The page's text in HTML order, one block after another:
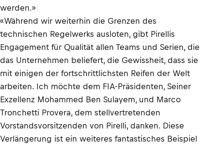
werden.»
«Während wir weiterhin die Grenzen des
technischen Regelwerks ausloten, gibt Pirellis
Engagement für Qualität allen Teams und Serien, die
das Unternehmen beliefert, die Gewissheit, dass sie
mit einigen der fortschrittlichsten Reifen der Welt
arbeiten. Ich möchte dem FIA-Präsidenten, Seiner
Exzellenz Mohammed Ben Sulayem, und Marco
Tronchetti Provera, dem stellvertretenden
Vorstandsvorsitzenden von Pirelli, danken. Diese
Verlängerung ist ein weiteres fantastisches Beispiel